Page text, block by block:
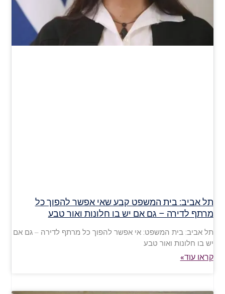
תל אביב: בית המשפט קבע שאי אפשר להפוך כל
מרתף לדירה – גם אם יש בו חלונות ואור טבע
תל אביב: בית המשפט: אי אפשר להפוך כל מרתף לדירה – גם אם
יש בו חלונות ואור טבע
קראו עוד»